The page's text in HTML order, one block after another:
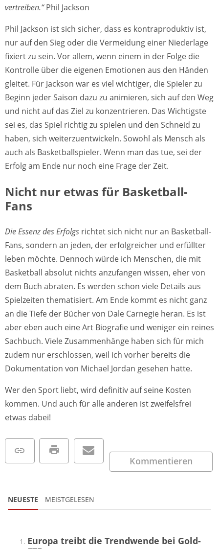
vertreiben.“Phil Jackson
Phil Jackson ist sich sicher, dass es kontraproduktiv ist,
nur auf den Sieg oder die Vermeidung einer Niederlage
fixiert zu sein. Vor allem, wenn einem in der Folge die
Kontrolle über die eigenen Emotionen aus den Händen
gleitet. Für Jackson war es viel wichtiger, die Spieler zu
Beginn jeder Saison dazu zu animieren, sich auf den Weg
und nicht auf das Ziel zu konzentrieren. Das Wichtigste
sei es, das Spiel richtig zu spielen und den Schneid zu
haben, sich weiterzuentwickeln. Sowohl als Mensch als
auch als Basketballspieler. Wenn man das tue, sei der
Erfolg am Ende nur noch eine Frage der Zeit.
Nicht nur etwas für Basketball-
Fans
Die Essenz des Erfolgs richtet sich nicht nur an Basketball-
Fans, sondern an jeden, der erfolgreicher und erfüllter
leben möchte. Dennoch würde ich Menschen, die mit
Basketball absolut nichts anzufangen wissen, eher von
dem Buch abraten. Es werden schon viele Details aus
Spielzeiten thematisiert. Am Ende kommt es nicht ganz
an die Tiefe der Bücher von Dale Carnegie heran. Es ist
aber eben auch eine Art Biografie und weniger ein reines
Sachbuch. Viele Zusammenhänge haben sich für mich
zudem nur erschlossen, weil ich vorher bereits die
Dokumentation von Michael Jordan gesehen hatte.
Wer den Sport liebt, wird definitiv auf seine Kosten
kommen. Und auch für alle anderen ist zweifelsfrei
etwas dabei!
Kommentieren
NEUESTE MEISTGELESEN
Europa treibt die Trendwende bei Gold-